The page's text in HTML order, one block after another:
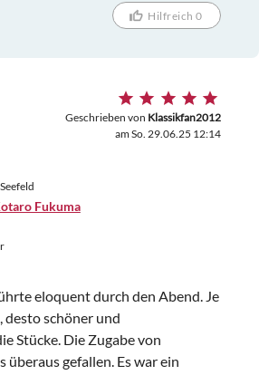
Hilfreich 0
Geschrieben von Klassikfan2012
am So. 29.06.25 12:14
Fukuma
eloquent durch den Abend. Je
desto schöner und
Stücke. Die Zugabe von
überaus gefallen. Es war ein